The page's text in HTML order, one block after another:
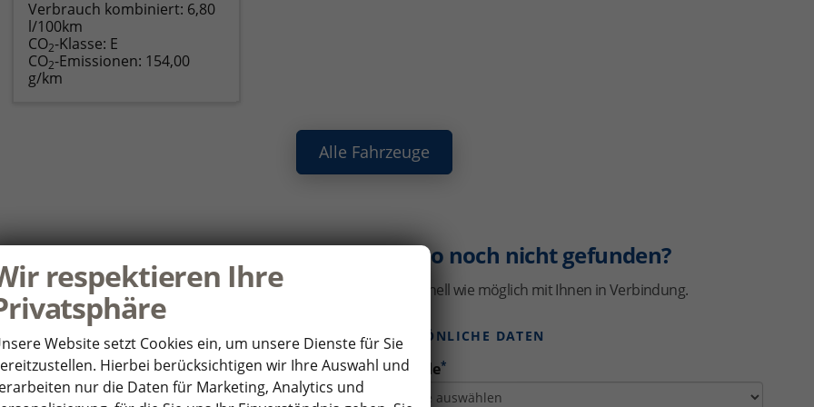
Verbrauch kombiniert: 6,80
l/100km
CO2-Klasse: E
CO2-Emissionen: 154,00
g/km
Alle Fahrzeuge
haben noch Fragen oder Ihr Wunschauto noch nicht gefunden?
Sie uns Ihre Anfrage über das Formular. Wir setzen uns so schnell wie möglich mit Ihnen in Verbindung.
WUNSCHFAHRZEUG
*
PERSÖNLICHE DATEN
Anrede*
respektieren Ihre
Website setzt Cookies ein, um unsere Dienste für Sie
Hierbei berücksichtigen wir Ihre Auswahl und
nur die Daten für Marketing, Analytics und